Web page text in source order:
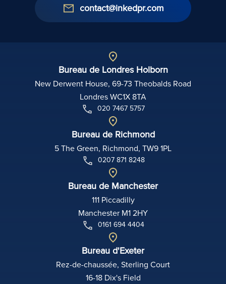
contact@inkedpr.com
Bureau de Londres Holborn
New Derwent House, 69-73 Theobalds Road
Londres WC1X 8TA
020 7467 5757
Bureau de Richmond
5 The Green, Richmond, TW9 1PL
0207 871 8248
Bureau de Manchester
111 Piccadilly
Manchester M1 2HY
0161 694 4404
Bureau d'Exeter
Rez-de-chaussée, Sterling Court
16-18 Dix's Field